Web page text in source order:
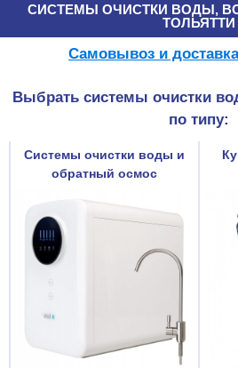
СИСТЕМЫ ОЧИСТКИ ВОДЫ,
ТОЛЬЯТТИ
Самовывоз и
Выбрать системы очистки
по типу:
Системы очистки воды и
обратный осмос